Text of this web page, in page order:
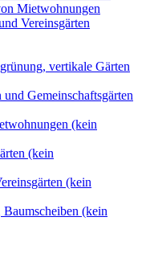
Mietwohnungen
Vereinsgärten
vertikale Gärten
Gemeinschaftsgärten
(kein
(kein
(kein
(kein